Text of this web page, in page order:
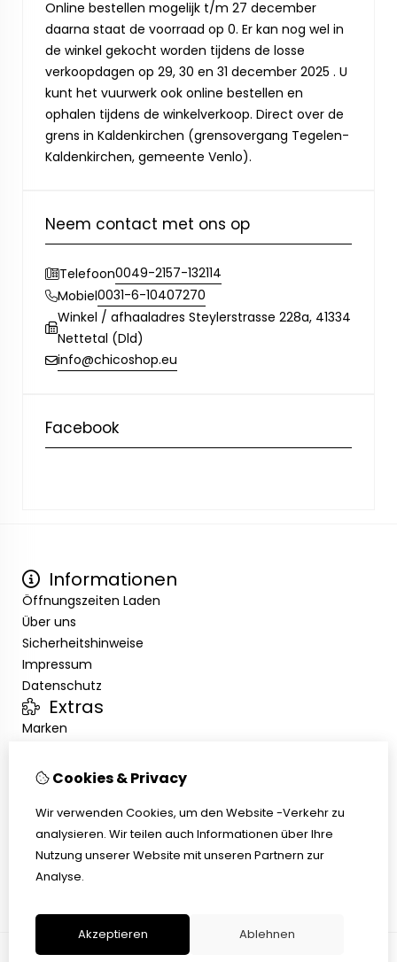
Online bestellen mogelijk t/m 27 december
daarna staat de voorraad op 0. Er kan nog wel in
de winkel gekocht worden tijdens de losse
verkoopdagen op 29, 30 en 31 december 2025 . U
kunt het vuurwerk ook online bestellen en
ophalen tijdens de winkelverkoop. Direct over de
grens in Kaldenkirchen (grensovergang Tegelen-
Kaldenkirchen, gemeente Venlo).
Neem contact met ons op
Telefoon0049-2157-132114
Mobiel0031-6-10407270
Winkel / afhaaladres Steylerstrasse 228a, 41334
Nettetal (Dld)
info@chicoshop.eu
Facebook
Informationen
Öffnungszeiten Laden
Über uns
Sicherheitshinweise
Impressum
Datenschutz
Extras
Marken
Kundenservice
Übersicht
Abholen
AGB
Widerrufsbelehrung
Cookies & Privacy
Wir verwenden Cookies, um den Website -Verkehr zu
analysieren. Wir teilen auch Informationen über Ihre
Nutzung unserer Website mit unseren Partnern zur
Analyse.
Akzeptieren Ablehnen